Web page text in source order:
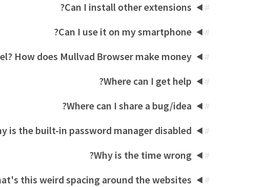
#
Can I install other extensions?
#
Can I use it on my smartphone?
#
How does Mullvad Browser make money?
#
Where can I get help?
#
Where can I share a bug/idea?
#
is the built-in password manager disabled?
#
Why is the time wrong?
#
this weird spacing around the websites?